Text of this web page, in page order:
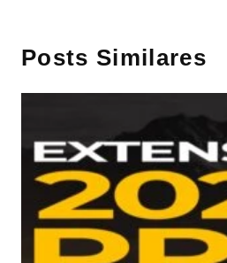
Posts Similares